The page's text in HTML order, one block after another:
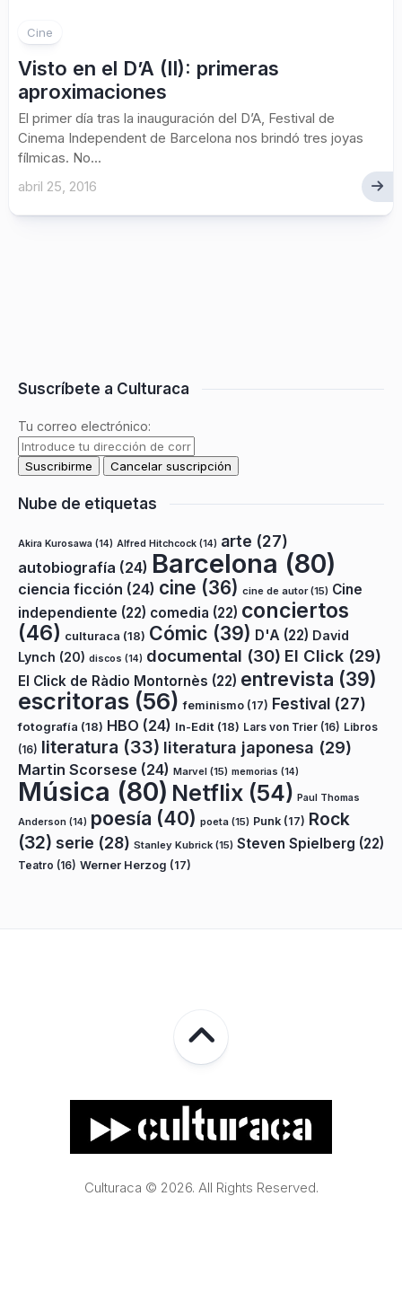
Cine
Visto en el D’A (II): primeras
aproximaciones
El primer día tras la inauguración del D’A, Festival de
Cinema Independent de Barcelona nos brindó tres joyas
fílmicas. No...
abril 25, 2016
Suscríbete a Culturaca
Tu correo electrónico:
Nube de etiquetas
Akira Kurosawa (14) Alfred Hitchcock (14) arte (27)
autobiografía (24) Barcelona (80)
ciencia ficción (24) cine (36) cine de autor(15) Cine
independiente (22) comedia (22) conciertos
(46) culturaca (18) Cómic (39) D'A (22) David
Lynch (20) discos (14) documental (30) El Click (29)
El Click de Ràdio Montornès (22) entrevista (39)
escritoras (56) feminismo (17) Festival (27)
fotografía (18) HBO (24) In-Edit (18) Lars von Trier (16) Libros
(16) literatura (33) literatura japonesa (29)
Martin Scorsese (24) Marvel (15) memorias (14)
Música (80) Netflix (54) Paul Thomas
Anderson (14) poesía (40) poeta (15) Punk (17) Rock
(32) serie (28) Stanley Kubrick (15) Steven Spielberg (22)
Teatro (16) Werner Herzog (17)
Culturaca © 2026. All Rights Reserved.